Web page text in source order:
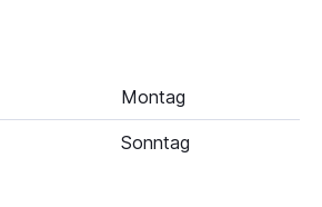
Montag
Sonntag